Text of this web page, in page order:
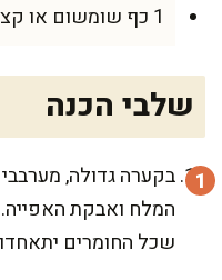
1 כף שומשום או קצח – לתוספת מעל (לא חובה)
שלבי הכנה
בקערה גדולה,
המלח ואבקת האפייה.
שכל החומרים